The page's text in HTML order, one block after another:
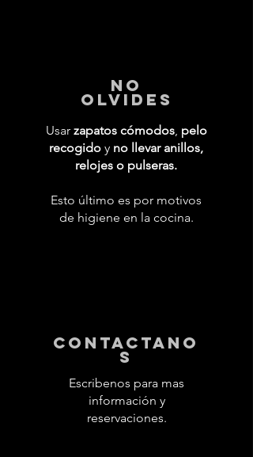
No
Olvides
Usar zapatos cómodos, pelo
recogido y no llevar anillos,
relojes o pulseras.
Esto último es por motivos
de higiene en la cocina.
contactano
s
Escribenos para mas
información y
reservaciones.